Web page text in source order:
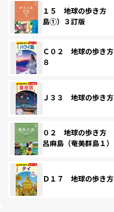
１５ 地球の歩き方
島①）３訂版
Ｃ０２ 地球の歩き
８
Ｊ３３ 地球の歩き
０２ 地球の歩き
呂麻島（奄美群島１
Ｄ１７ 地球の歩き